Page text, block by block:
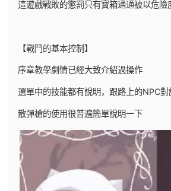
這遊戲戰敗的懲罰只有寶箱通通被以危險
【戰鬥的基本控制】
序章教學劇情已經大致介紹過操作
選單中的技能都有說明，跟路上的NPC
散彈槍的使用很普遍簡單說明一下